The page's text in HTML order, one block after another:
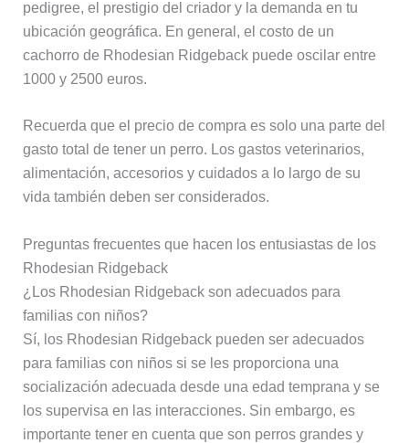
pedigree, el prestigio del criador y la demanda en tu
ubicación geográfica. En general, el costo de un
cachorro de Rhodesian Ridgeback puede oscilar entre
1000 y 2500 euros.
Recuerda que el precio de compra es solo una parte del
gasto total de tener un perro. Los gastos veterinarios,
alimentación, accesorios y cuidados a lo largo de su
vida también deben ser considerados.
Preguntas frecuentes que hacen los entusiastas de los
Rhodesian Ridgeback
¿Los Rhodesian Ridgeback son adecuados para
familias con niños?
Sí, los Rhodesian Ridgeback pueden ser adecuados
para familias con niños si se les proporciona una
socialización adecuada desde una edad temprana y se
los supervisa en las interacciones. Sin embargo, es
importante tener en cuenta que son perros grandes y